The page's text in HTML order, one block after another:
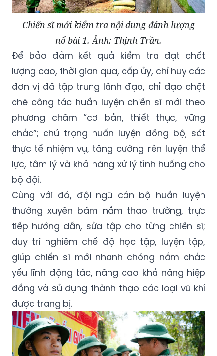
Chiến sĩ mới kiểm tra nội dung đánh lượng
nổ bài 1. Ảnh: Thịnh Trần.
Để bảo đảm kết quả kiểm tra đạt chất
lượng cao, thời gian qua, cấp ủy, chỉ huy các
đơn vị đã tập trung lãnh đạo, chỉ đạo chặt
chẽ công tác huấn luyện chiến sĩ mới theo
phương châm “cơ bản, thiết thực, vững
chắc”; chú trọng huấn luyện đồng bộ, sát
thực tế nhiệm vụ, tăng cường rèn luyện thể
lực, tâm lý và khả năng xử lý tình huống cho
bộ đội.
Cùng với đó, đội ngũ cán bộ huấn luyện
thường xuyên bám nắm thao trường, trực
tiếp hướng dẫn, sửa tập cho từng chiến sĩ;
duy trì nghiêm chế độ học tập, luyện tập,
giúp chiến sĩ mới nhanh chóng nắm chắc
yếu lĩnh động tác, nâng cao khả năng hiệp
đồng và sử dụng thành thạo các loại vũ khí
được trang bị.